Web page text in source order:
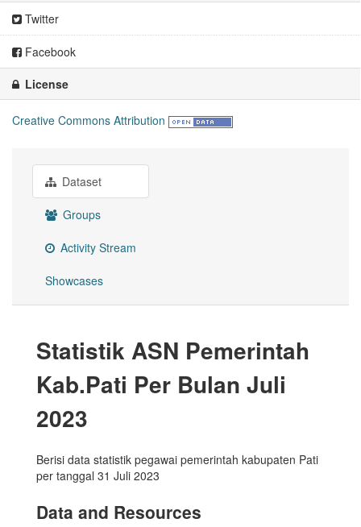
Twitter
Facebook
License
Creative Commons Attribution
Dataset
Groups
Activity Stream
Showcases
Statistik ASN Pemerintah
Kab.Pati Per Bulan Juli
2023
Berisi data statistik pegawai pemerintah kabupaten Pati
per tanggal 31 Juli 2023
Data and Resources